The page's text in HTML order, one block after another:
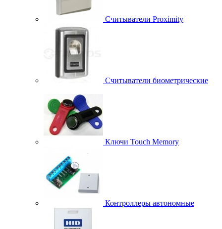
Считыватели Proximity
Считыватели биометрические
Ключи Touch Memory
Контроллеры автономные